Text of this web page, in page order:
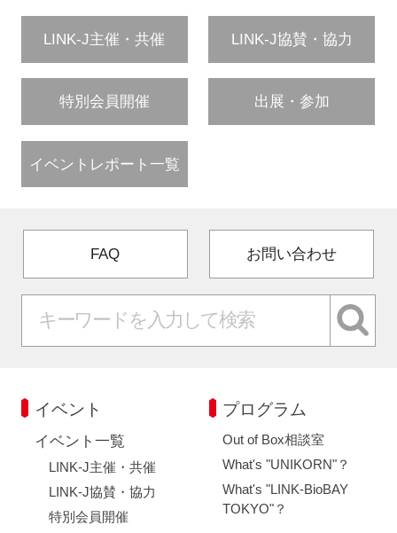
LINK-J主催・共催 LINK-J協賛・協力
特別会員開催 出展・参加
イベントレポート一覧
FAQ お問い合わせ
イベント
イベント一覧
LINK-J主催・共催
LINK-J協賛・協力
特別会員開催
プログラム
Out of Box相談室
What's "UNIKORN"？
What's "LINK-BioBAY
TOKYO"？